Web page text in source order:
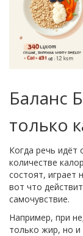
Баланс
только
Когда речь идёт
количестве
состоят, играет
вот что
самочувствие.
Например, при
только жир, но